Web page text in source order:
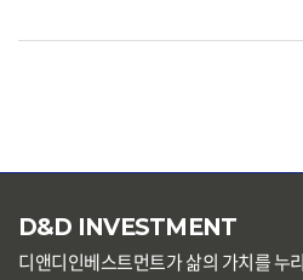
D&D INVESTMENT
디앤디인베스트먼트가 삶의 가치를 누